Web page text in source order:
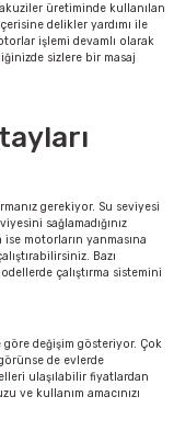
üretiminde kullanılan
delikler yardımı ile
işlemi devamlı olarak
sizlere bir masaj
gerekiyor. Su seviyesi
sağlamadığınız
motorların yanmasına
Bazı
çalıştırma sistemini
değişim gösteriyor. Çok
de evlerde
ulaşılabilir fiyatlardan
ve kullanım amacınızı